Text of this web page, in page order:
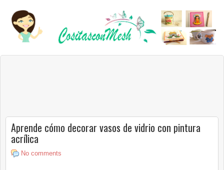
Aprende cómo decorar vasos de vidrio con pintura
acrílica
No comments